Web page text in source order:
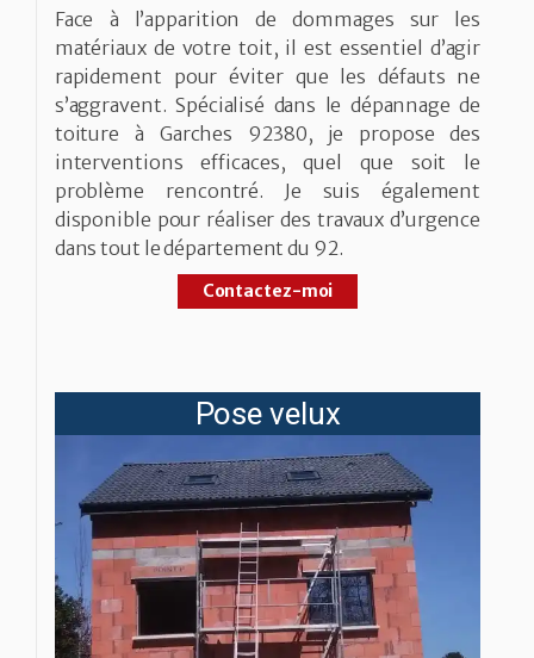
Face à l’apparition de dommages sur les
matériaux de votre toit, il est essentiel d’agir
rapidement pour éviter que les défauts ne
s’aggravent. Spécialisé dans le dépannage de
toiture à Garches 92380, je propose des
interventions efficaces, quel que soit le
problème rencontré. Je suis également
disponible pour réaliser des travaux d’urgence
dans tout le département du 92.
Contactez-moi
Pose velux